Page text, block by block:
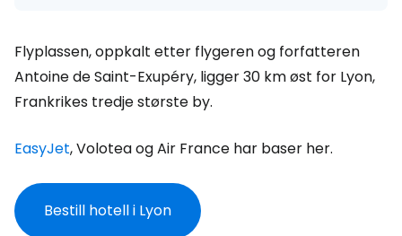
Flyplassen, oppkalt etter flygeren og forfatteren
Antoine de Saint-Exupéry, ligger 30 km øst for Lyon,
Frankrikes tredje største by.
EasyJet, Volotea og Air France har baser her.
Bestill hotell i Lyon